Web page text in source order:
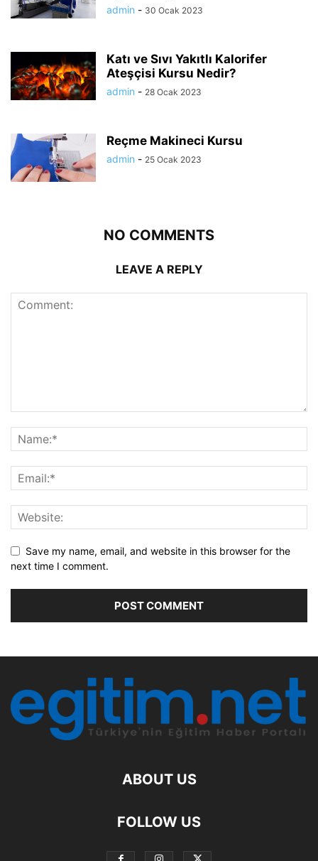
admin - 30 Ocak 2023
Katı ve Sıvı Yakıtlı Kalorifer
Ateşçisi Kursu Nedir?
admin - 28 Ocak 2023
Reçme Makineci Kursu
admin - 25 Ocak 2023
NO COMMENTS
LEAVE A REPLY
Save my name, email, and website in this browser for the
next time I comment.
ABOUT US
FOLLOW US